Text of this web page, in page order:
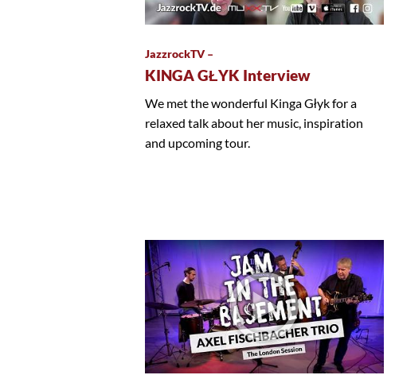
JazzrockTV –
KINGA GŁYK Interview
We met the wonderful Kinga Głyk for a
relaxed talk about her music, inspiration
and upcoming tour.